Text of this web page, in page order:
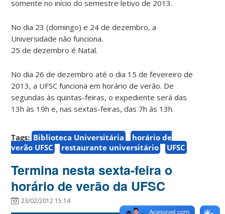
somente no início do semestre letivo de 2013.
No dia 23 (domingo) e 24 de dezembro, a
Universidade não funciona.
25 de dezembro é Natal.
No dia 26 de dezembro até o dia 15 de fevereiro de
2013, a UFSC funciona em horário de verão. De
segundas às quintas-feiras, o expediente será das
13h às 19h e, nas sextas-feiras, das 7h às 13h.
Tags: Biblioteca Universitária
horário de
verão UFSC
restaurante universitário UFSC
Termina nesta sexta-feira o
horário de verão da UFSC
23/02/2012 15:14